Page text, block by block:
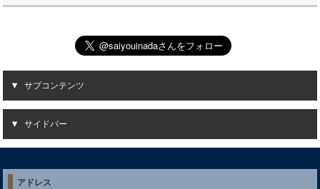
サブコンテンツ
サイドバー
アドレス